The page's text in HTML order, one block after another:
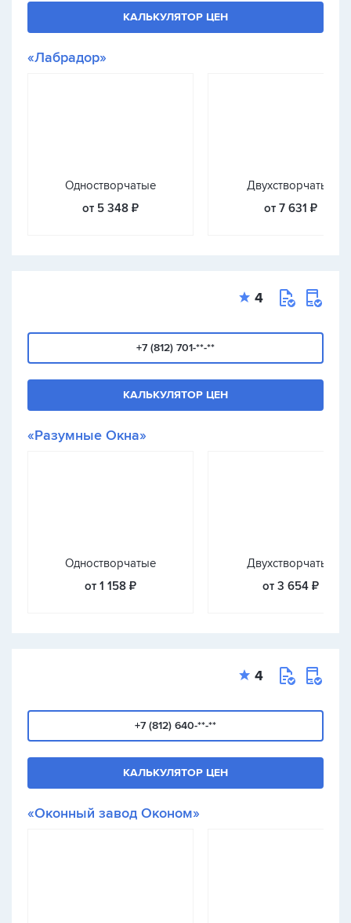
КАЛЬКУЛЯТОР ЦЕН
«Лабрадор»
Одностворчатые
от 5 348 ₽
Двухстворчатые
от 7 631 ₽
4
+7 (812) 701-**-**
КАЛЬКУЛЯТОР ЦЕН
«Разумные Окна»
Одностворчатые
от 1 158 ₽
Двухстворчатые
от 3 654 ₽
4
+7 (812) 640-**-**
КАЛЬКУЛЯТОР ЦЕН
«Оконный завод Оконом»